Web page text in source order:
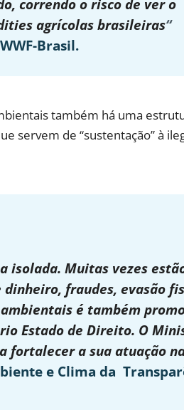
correndo o risco de ver o
agrícolas brasileiras“
Brasil.
também há uma
servem de “sustentação” à
isolada. Muitas vezes
fraudes, evasão
é também
Estado de Direito. O
fortalecer a sua atuação
e Clima da